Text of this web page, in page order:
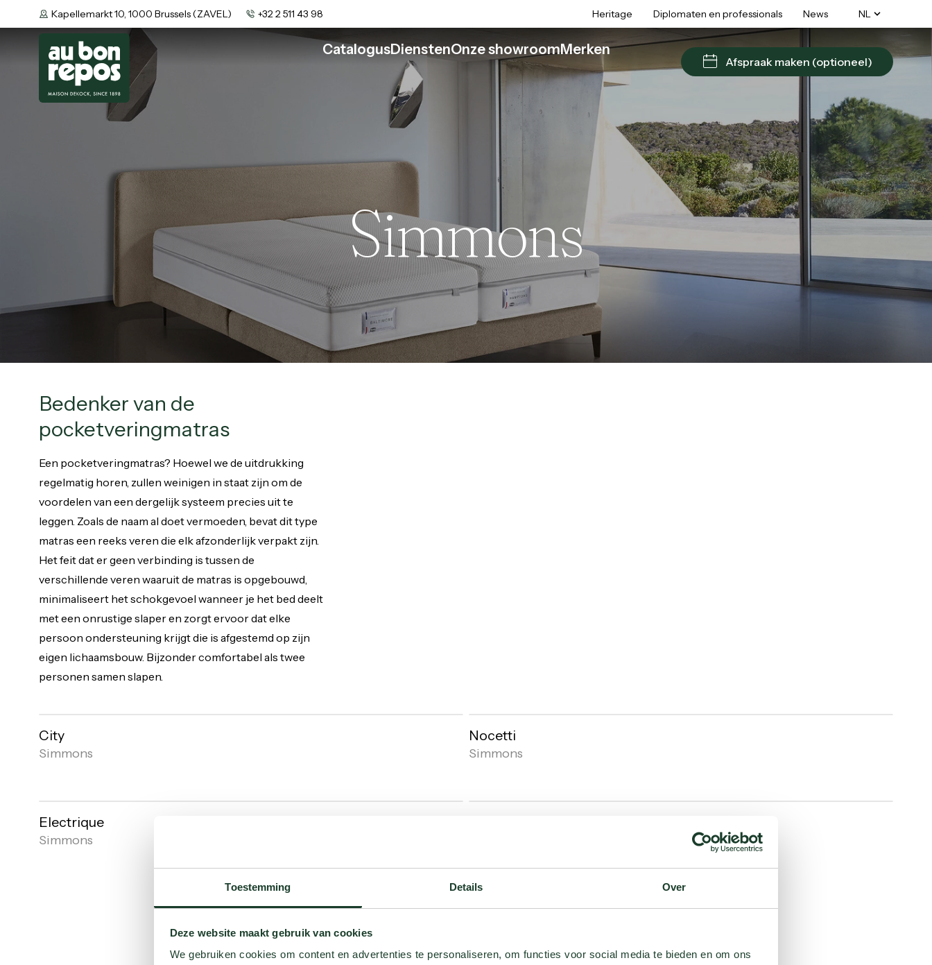
Toestemming Details Over
Deze website maakt gebruik van cookies
We gebruiken cookies om content en advertenties te personaliseren, om functies voor social media te bieden en om ons
Kapellemarkt 10, 1000 Brussels (ZAVEL) +32 2 511 43 98 Heritage Diplomaten en professionals News NL
CatalogusDienstenOnze showroomMerken
Afspraak maken (optioneel)
Simmons
Bedenker van de
pocketveringmatras
Een pocketveringmatras? Hoewel we de uitdrukking
regelmatig horen, zullen weinigen in staat zijn om de
voordelen van een dergelijk systeem precies uit te
leggen. Zoals de naam al doet vermoeden, bevat dit type
matras een reeks veren die elk afzonderlijk verpakt zijn.
Het feit dat er geen verbinding is tussen de
verschillende veren waaruit de matras is opgebouwd,
minimaliseert het schokgevoel wanneer je het bed deelt
met een onrustige slaper en zorgt ervoor dat elke
persoon ondersteuning krijgt die is afgestemd op zijn
eigen lichaamsbouw. Bijzonder comfortabel als twee
personen samen slapen.
City
Simmons
Nocetti
Simmons
Electrique
Simmons
Open